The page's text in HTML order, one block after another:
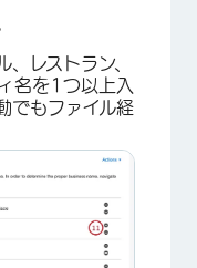
×
レストラン、
名を1つ以上入
でもファイル経